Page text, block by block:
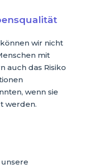
wir nicht
mit
auch das Risiko
wenn sie
werden.
unsere